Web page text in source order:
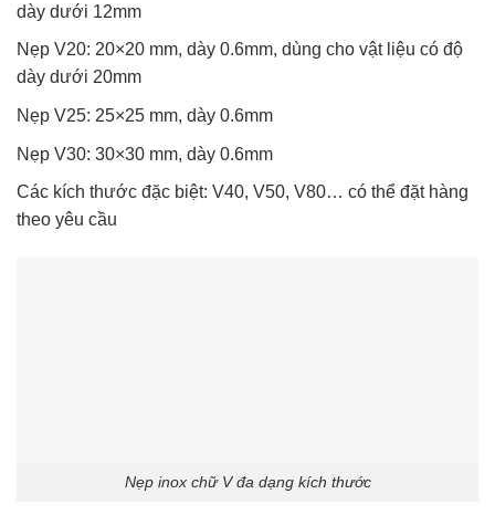
dày dưới 12mm
Nẹp V20: 20×20 mm, dày 0.6mm, dùng cho vật liệu có độ
dày dưới 20mm
Nẹp V25: 25×25 mm, dày 0.6mm
Nẹp V30: 30×30 mm, dày 0.6mm
Các kích thước đặc biệt: V40, V50, V80… có thể đặt hàng
theo yêu cầu
Nẹp inox chữ V đa dạng kích thước